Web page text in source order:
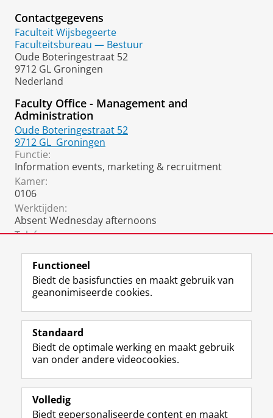
Contactgegevens
Faculteit Wijsbegeerte
Faculteitsbureau — Bestuur
Oude Boteringestraat 52
9712 GL Groningen
Nederland
Faculty Office - Management and
Administration
Oude Boteringestraat 52
9712 GL Groningen
Functie:
Information events, marketing & recruitment
Kamer:
0106
Werktijden:
Absent Wednesday afternoons
Telefoon:
Volg de RUG
F
a
e
b
o
p
L
i
k
e
I
-
R
S
-
f
e
R
I
n
t
r
m
Y
o
T
e
k
Studiekiezers
Alumni
Functioneel
Biedt de basisfuncties en maakt gebruik van
geanonimiseerde cookies.
Standaard
Biedt de optimale werking en maakt gebruik
van onder andere videocookies.
Volledig
Biedt gepersonaliseerde content en maakt